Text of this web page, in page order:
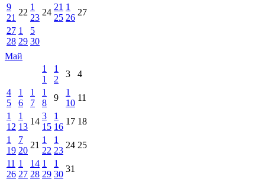
9
21
22
1
23
24
21
25
1
26
27
27
28
1
29
5
30
Май
1
1
1
2
3
4
4
5
1
6
1
7
1
8
9
1
10
11
1
12
1
13
14
3
15
1
16
17 18
1
19
7
20
21
1
22
1
23
24 25
11
26
1
27
14
28
1
29
1
30
31